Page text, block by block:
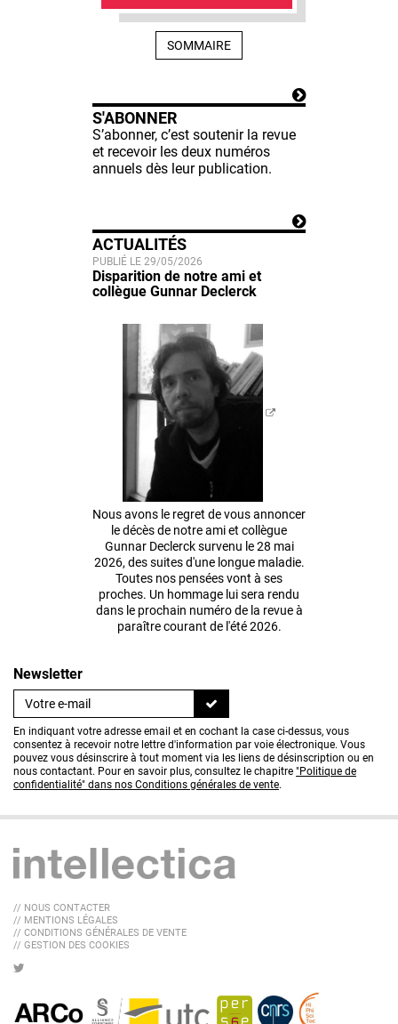
SOMMAIRE
S'ABONNER
S’abonner, c’est soutenir la revue
et recevoir les deux numéros
annuels dès leur publication.
ACTUALITÉS
PUBLIÉ LE 29/05/2026
Disparition de notre ami et
collègue Gunnar Declerck
Nous avons le regret de vous annoncer
le décès de notre ami et collègue
Gunnar Declerck survenu le 28 mai
2026, des suites d'une longue maladie.
Toutes nos pensées vont à ses
proches. Un hommage lui sera rendu
dans le prochain numéro de la revue à
paraître courant de l'été 2026.
Newsletter
En indiquant votre adresse email et en cochant la case ci-dessus, vous
consentez à recevoir notre lettre d'information par voie électronique. Vous
pouvez vous désinscrire à tout moment via les liens de désinscription ou en
nous contactant. Pour en savoir plus, consultez le chapitre "Politique de
confidentialité" dans nos Conditions générales de vente.
// NOUS CONTACTER
// MENTIONS LÉGALES
// CONDITIONS GÉNÉRALES DE VENTE
// GESTION DES COOKIES